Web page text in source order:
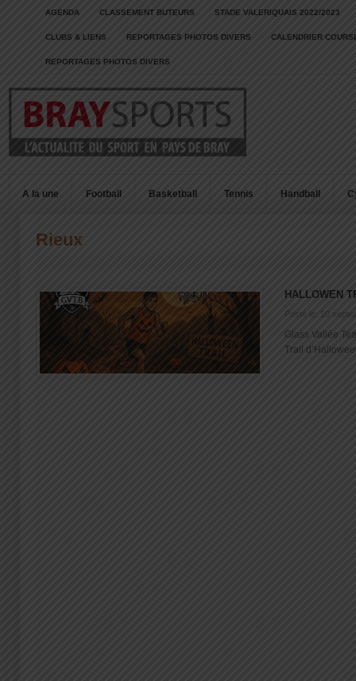
AGENDA CLASSEMENT BUTEURS STADE VALERIQUAIS 2022/2023
CLUBS & LIENS REPORTAGES PHOTOS DIVERS CALENDRIER
REPORTAGES PHOTOS DIVERS
A la une Football Basketball Tennis Handball
Rieux
HALLOWEN
Posté le: 10
Glass Vallée
Trail